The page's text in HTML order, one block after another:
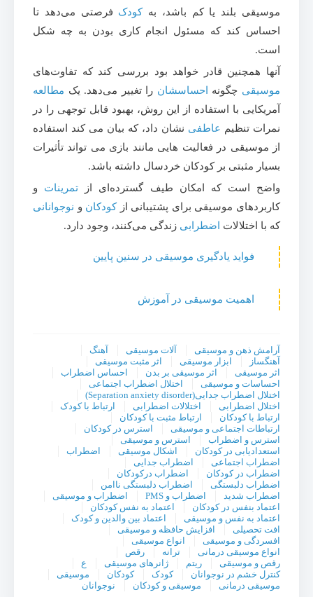
موسیقی بلند یا کم باشد، بهکودک فرصتی می‌دهد تا
احساس کند که مسئول انجام کاری بودن به چه شکل
است.
آنها همچنین قادر خواهد بود بررسی کند که تفاوت‌های
موسیقی چگونه احساسشان را تغییر می‌دهد. یک مطالعه
آمریکایی با استفاده از این روش، بهبود قابل توجهی را در
نمرات تنظیم عاطفی نشان داد، که بیان می کند استفاده
از موسیقی در فعالیت هایی مانند بازی می تواند تأثیرات
بسیار مثبتی بر کودکان خردسال داشته باشد.
واضح است که امکان طیف گسترده‌ای از تمرینات و
کاربردهای موسیقی برای پشتیبانی ازکودکان و نوجوانانی
که با اختلالات
اضطرابی زندگی می‌کنند، وجود دارد.
فواید یادگیری موسیقی در سنین پایین
اهمیت موسیقی در آموزش
آرامش ذهن و موسیقی آلات موسیقی
آهنگ
آهنگساز
ابزار موسیقی
اثر مثبت موسیقی
اثر موسیقی
اثر موسیقی بر بدن
احساس اضطراب
احساسات و موسیقی
اختلال اضطراب اجتماعی
اختلال اضطراب جدایی(Separation anxiety disorder)
اختلال اضطرابی
اختلالات اضطرابی
ارتباط با کودک
ارتباط با کودکان
ارتباط مثبت با کودکان
ارتباطات اجتماعی و موسیقی
استرس در کودکان
استرس و اضطراب
استرس و موسیقی
استعدادیابی در کودکان
اشکال موسیقی
اضطراب
اضطراب اجتماعی
اضطراب جدایی
اضطراب در کودکان
اضطراب درکودکان
اضطراب دلبستگی
اضطراب دلبستگی ناامن
اضطراب شدید
اضطراب و PMS
اضطراب و موسیقی
اعتماد بنفس در کودکان
اعتماد به نفس کودکان
اعتماد به نفس و موسیقی
اعتماد بین والدین و کودک
افت تحصیلی
افزایش حافظه و موسیقی
افسردگی و موسیقی
انواع موسیقی
انواع موسیقی درمانی
ترانه
رقص
رقص و موسیقی
ریتم ژانرهای موسیقی
ع
کنترل خشم در نوجوانان
کودک کودکان
موسیقی
موسیقی درمانی
موسیقی و کودکان نوجوانان